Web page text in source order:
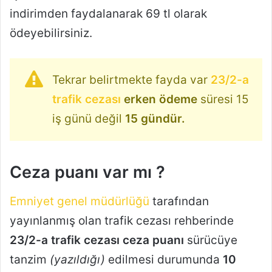
indirimden faydalanarak 69 tl olarak
ödeyebilirsiniz.
Tekrar belirtmekte fayda var 23/2-a
trafik cezası erken ödeme süresi 15
iş günü değil 15 gündür.
Ceza puanı var mı ?
Emniyet genel müdürlüğü tarafından
yayınlanmış olan trafik cezası rehberinde
23/2-a trafik cezası ceza puanı sürücüye
tanzim (yazıldığı) edilmesi durumunda 10